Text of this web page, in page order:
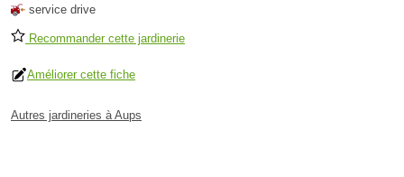
service drive
Recommander cette jardinerie
Améliorer cette fiche
Autres jardineries à Aups